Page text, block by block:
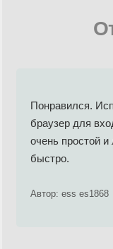
Понравился.
браузер для
очень простой и
быстро.
Автор: ess es1868